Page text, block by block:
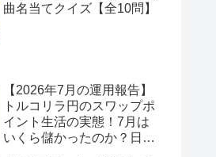
曲名当てクイズ【全10問】
【2026年7月の運用報告】
トルコリラ円のスワップポ
イント生活の実態！7月は
いくら儲かったのか？日本